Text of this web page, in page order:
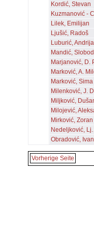
Kordić, Stevan
Kuzmanović -
Lilek, Emilijan
Ljušić, Radoš
Luburić, Andrija
Mandić,
Marjanović, D.
Marković, A.
Marković, Sima
Milenković, J.
Miljković,
Milojević,
Mirković, Zoran
Nedeljković, Lj.
Obradović, Ivan
Vorherige Seite